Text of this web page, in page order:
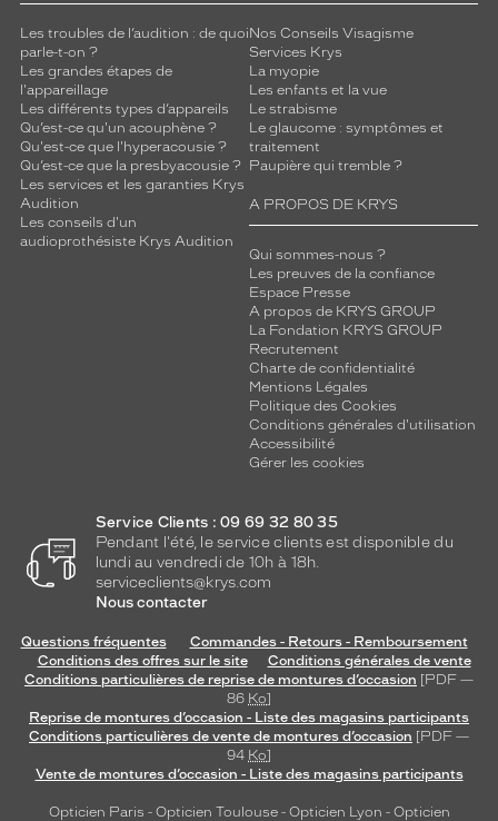
Les troubles de l’audition : de quoi
parle-t-on ?
Les grandes étapes de
l'appareillage
Les différents types d’appareils
Qu’est-ce qu'un acouphène ?
Qu'est-ce que l'hyperacousie ?
Qu’est-ce que la presbyacousie ?
Les services et les garanties Krys
Audition
Les conseils d'un
audioprothésiste Krys Audition
Nos Conseils Visagisme
Services Krys
La myopie
Les enfants et la vue
Le strabisme
Le glaucome : symptômes et
traitement
Paupière qui tremble ?
A PROPOS DE KRYS
Qui sommes-nous ?
Les preuves de la confiance
Espace Presse
A propos de KRYS GROUP
La Fondation KRYS GROUP
Recrutement
Charte de confidentialité
Mentions Légales
Politique des Cookies
Conditions générales d'utilisation
Accessibilité
Gérer les cookies
Service Clients : 09 69 32 80 35
Pendant l'été, le service clients est disponible du
lundi au vendredi de 10h à 18h.
serviceclients@krys.com
Nous contacter
Questions fréquentes
Commandes - Retours - Remboursement
Conditions des offres sur le site
Conditions générales de vente
Conditions particulières de reprise de montures d’occasion [PDF —
86 Ko]
Reprise de montures d’occasion - Liste des magasins participants
Conditions particulières de vente de montures d’occasion [PDF —
94 Ko]
Vente de montures d’occasion - Liste des magasins participants
Opticien Paris - Opticien Toulouse- Opticien Lyon - Opticien